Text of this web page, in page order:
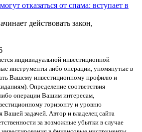
отказаться от спама: вступает в
действовать закон,
индивидуальной инвестиционной
инструменты либо операции, упомянутые в
Вашему инвестиционному профилю и
Определение соответствия
операции Вашим интересам,
горизонту и уровню
Вашей задачей. Автор и владелец сайта
за возможные убытки в случае